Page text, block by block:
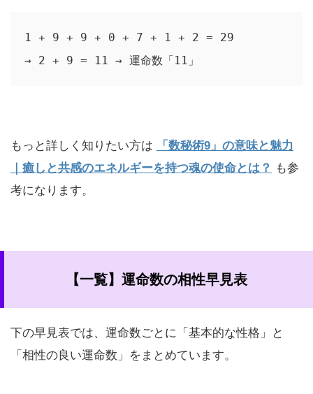
1 + 9 + 9 + 0 + 7 + 1 + 2 = 29
→ 2 + 9 = 11 → 運命数「11」
もっと詳しく知りたい方は
「数秘術9」の意味と魅力
｜癒しと共感のエネルギーを持つ魂の使命とは？
も参
考になります。
【一覧】運命数の相性早見表
下の早見表では、運命数ごとに「基本的な性格」と
「相性の良い運命数」をまとめています。